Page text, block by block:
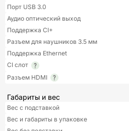
Порт USB 3.0
Аудио оптический выход
Поддержка CI+
Разъем для наушников 3.5 мм
Поддержка Ethernet
CI слот
Разъем HDMI
Габариты и вес
Вес с подставкой
Вес и габариты в упаковке